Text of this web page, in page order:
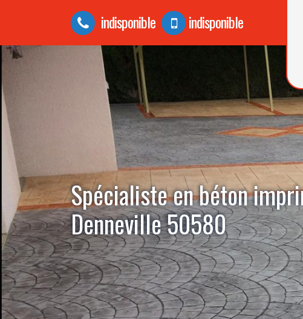
indisponible indisponible
Spécialiste en béton
Denneville 50580